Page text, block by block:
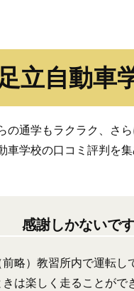
立自動車
の通学もラクラク、さ
車学校の口コミ評判を集
感謝しかないで
前略）教習所内で運転し
きは楽しく走ることがで